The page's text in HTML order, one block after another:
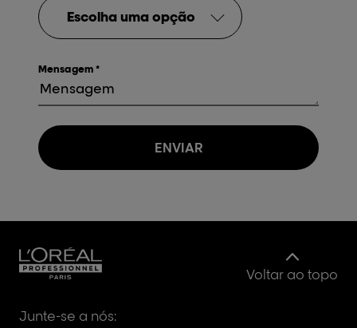
Escolha uma opção
Mensagem *
ENVIAR
Voltar ao topo
Junte-se a nós: